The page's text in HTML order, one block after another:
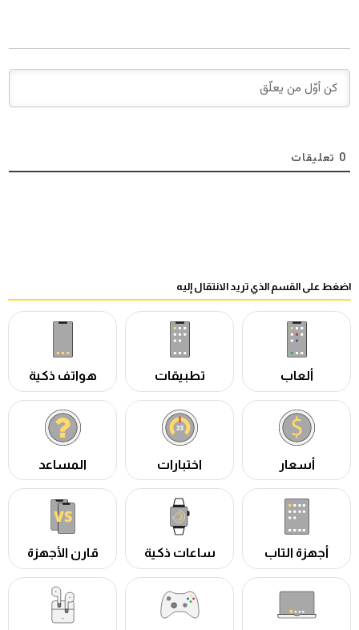
0 تعليقات
اضغط على القسم الذي تريد الانتقال إليه
ألعاب تطبيقات هواتف ذكية
أسعار اختبارات المساعد
أجهزة التاب ساعات ذكية قارن الأجهزة